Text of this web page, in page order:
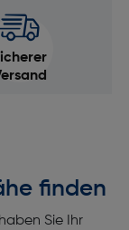
finden
Sie Ihr